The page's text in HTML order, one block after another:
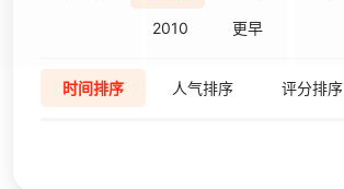
2010 更早
时间排序 人气排序 评分排序